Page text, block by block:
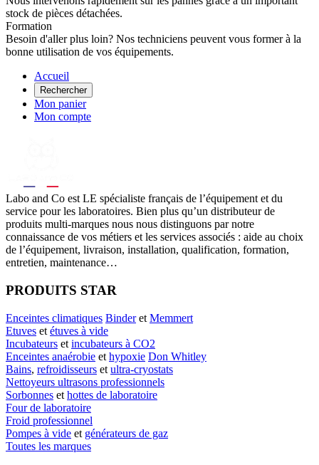
stock de pièces détachées.
Formation
Besoin d'aller plus loin? Nos techniciens peuvent vous former à la
bonne utilisation de vos équipements.
Accueil
Rechercher
Mon panier
Mon compte
Labo and Co est LE spécialiste français de l’équipement et du
service pour les laboratoires. Bien plus qu’un distributeur de
produits multi-marques nous nous distinguons par notre
connaissance de vos métiers et les services associés : aide au choix
de l’équipement, livraison, installation, qualification, formation,
entretien, maintenance…
PRODUITS STAR
Enceintes climatiques Binderet Memmert
Etuves et étuves à vide
Incubateurs et incubateurs à CO2
Enceintes anaérobie et hypoxie Don Whitley
Bains, refroidisseurs et ultra-cryostats
Nettoyeurs ultrasons professionnels
Sorbonnes et hottes de laboratoire
Four de laboratoire
Froid professionnel
Pompes à vide et générateurs de gaz
Toutes les marques